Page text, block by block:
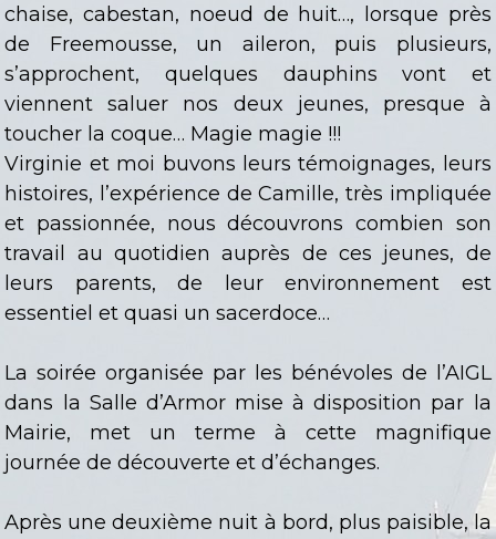
chaise, cabestan, noeud de huit…, lorsque près
de Freemousse, un aileron, puis plusieurs,
s’approchent, quelques dauphins vont et
viennent saluer nos deux jeunes, presque à
toucher la coque… Magie magie !!!
Virginie et moi buvons leurs témoignages, leurs
histoires, l’expérience de Camille, très impliquée
et passionnée, nous découvrons combien son
travail au quotidien auprès de ces jeunes, de
leurs parents, de leur environnement est
essentiel et quasi un sacerdoce…
La soirée organisée par les bénévoles de l’AIGL
dans la Salle d’Armor mise à disposition par la
Mairie, met un terme à cette magnifique
journée de découverte et d’échanges.
Après une deuxième nuit à bord, plus paisible, la